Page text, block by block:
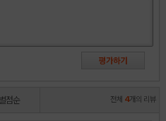
별점순 전체 4개의 리뷰